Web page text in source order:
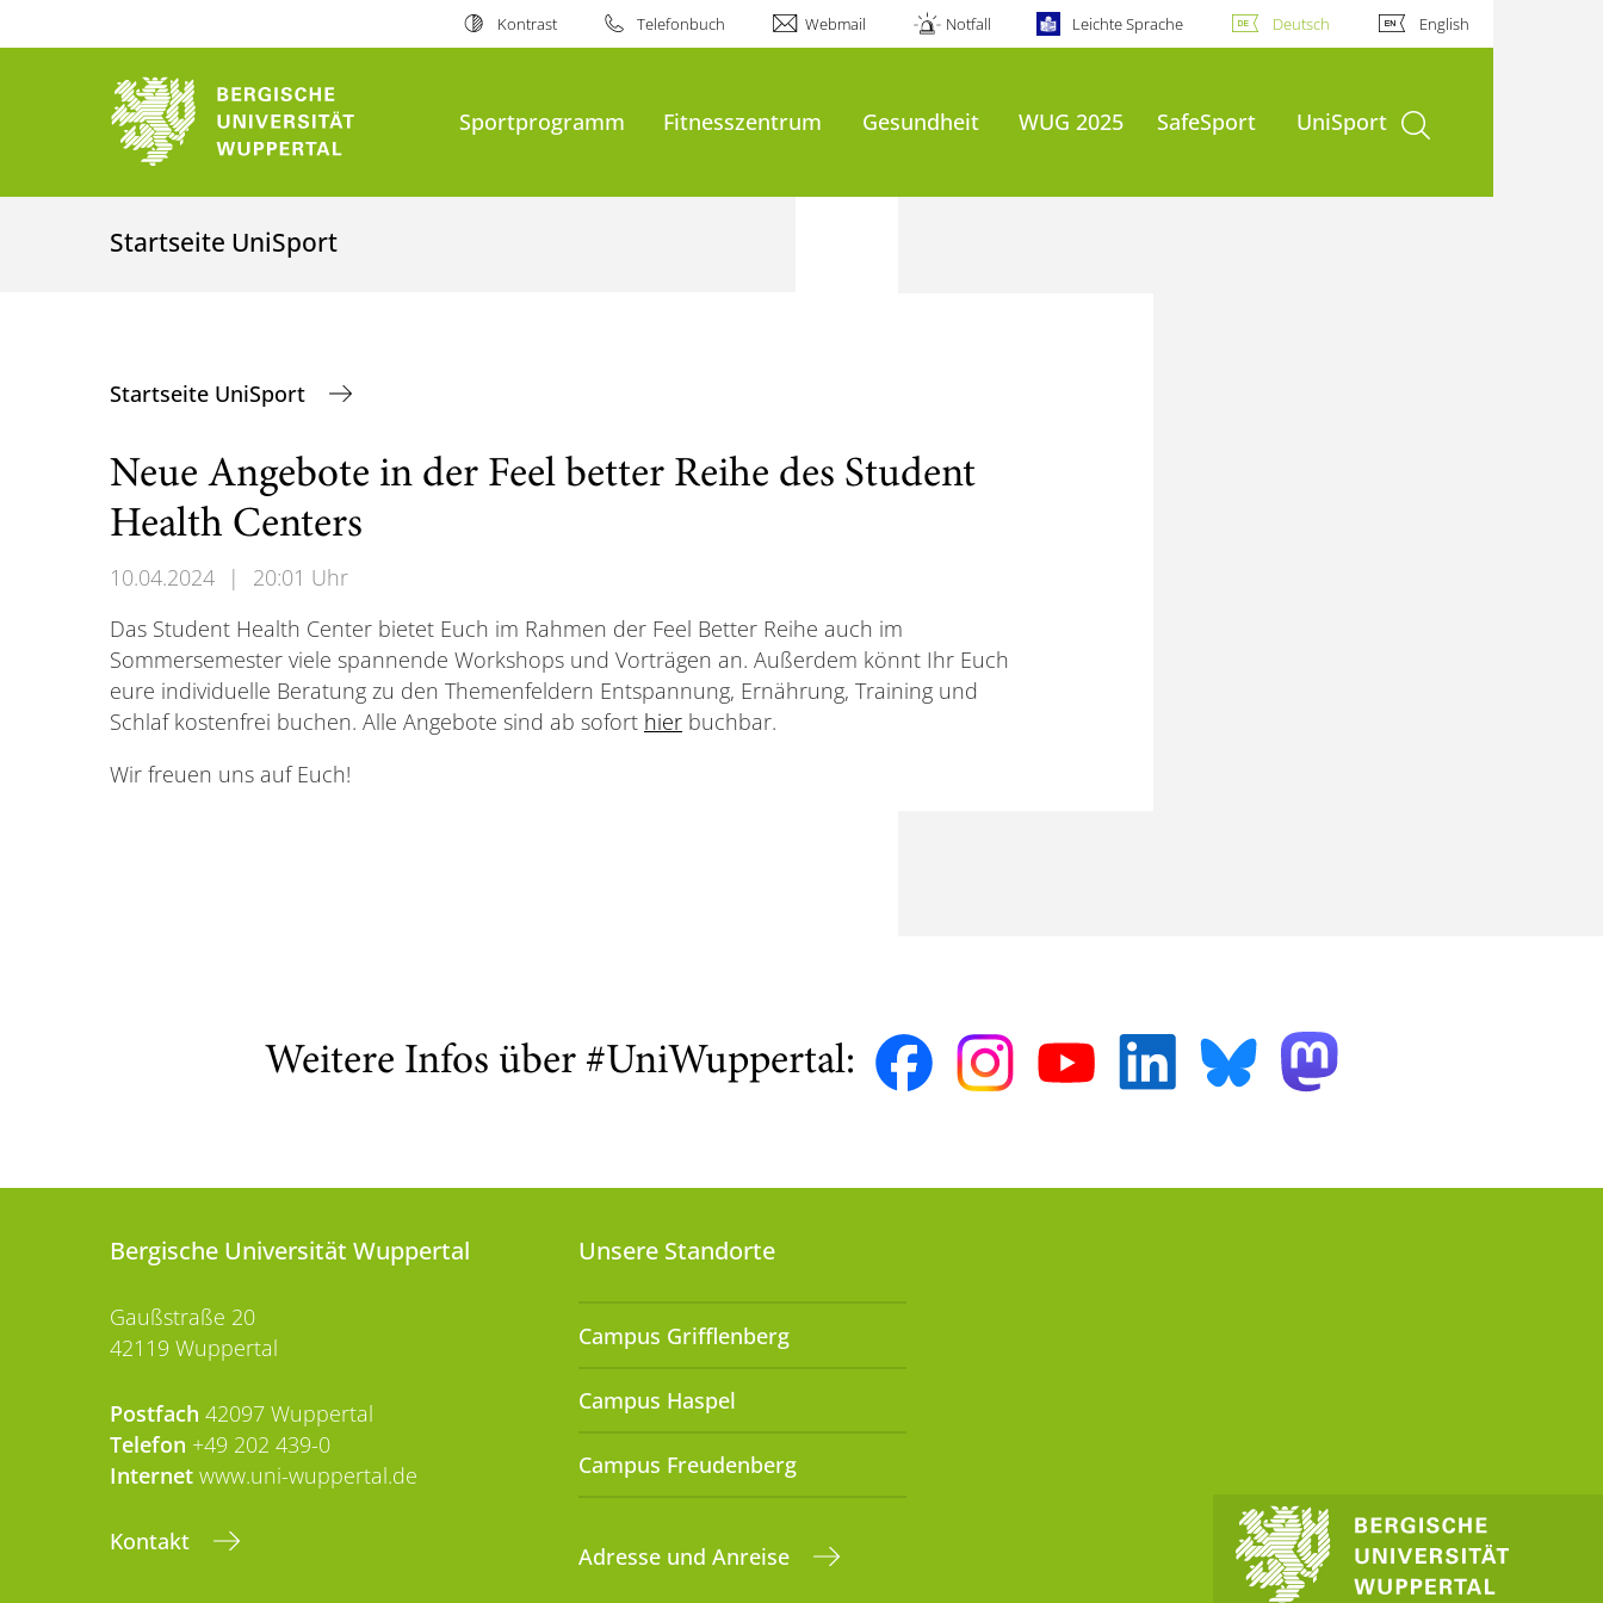
Kontrast Telefonbuch Webmail Notfall Leichte Sprache Deutsch English
Sportprogramm Fitnesszentrum Gesundheit WUG 2025 SafeSport UniSport Suche öffnen
Startseite UniSport
Startseite UniSport
Neue Angebote in der Feel better Reihe des Student
Health Centers
10.04.2024 |
20:01 Uhr
Das Student Health Center bietet Euch im Rahmen der Feel Better Reihe auch im
Sommersemester viele spannende Workshops und Vorträgen an. Außerdem könnt Ihr Euch
eure individuelle Beratung zu den Themenfeldern Entspannung, Ernährung, Training und
Schlaf kostenfrei buchen. Alle Angebote sind ab sofort hier buchbar.
Wir freuen uns auf Euch!
Weitere Infos über #UniWuppertal:
Bergische Universität Wuppertal
Gaußstraße 20
42119 Wuppertal
Postfach 42097 Wuppertal
Telefon +49 202 439-0
Internet www.uni-wuppertal.de
Kontakt
Unsere Standorte
Campus Grifflenberg
Campus Haspel
Campus Freudenberg
Adresse und Anreise